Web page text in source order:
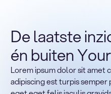
Terug naar sectoren
De laatste
én buiten
Lorem ipsum dolor sit amet
adipiscing est turpis